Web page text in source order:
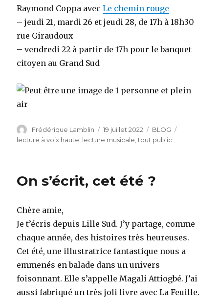
Raymond Coppa avecLe chemin rouge
– jeudi 21, mardi 26 et jeudi 28, de 17h à 18h30
rue Giraudoux
– vendredi 22 à partir de 17h pour le banquet
citoyen au Grand Sud
Auteur
Frédérique Lamblin
Publié
le
19 juillet 2022 Catégories
BLOG
lecture à voix haute lecture musicale ,tout public
On s’écrit, cet été ?
Chère amie,
Je t’écris depuis Lille Sud. J’y partage, comme
chaque année, des histoires très heureuses.
Cet été, une illustratrice fantastique nous a
emmenés en balade dans un univers
foisonnant. Elle s’appelle Magali Attiogbé. J’ai
aussi fabriqué un très joli livre avec La Feuille.